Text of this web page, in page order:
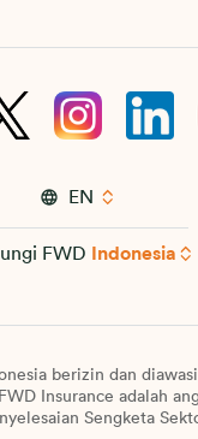
EN
FWD Indonesia
berizin dan
Insurance adalah
Sengketa